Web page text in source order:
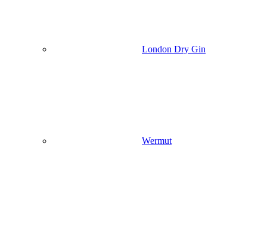
London Dry Gin
Wermut